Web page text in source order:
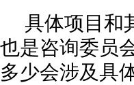
具体项目和
也是咨询委员
多少会涉及具